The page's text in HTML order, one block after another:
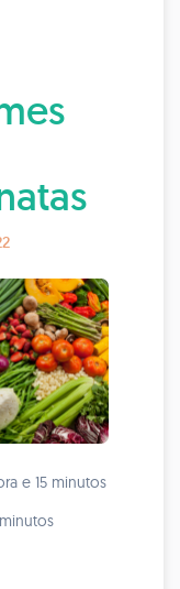
e 15 minutos